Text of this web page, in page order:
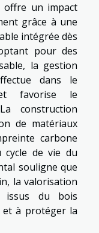
offre un impact
grâce à une
intégrée dès
pour des
la gestion
dans le
favorise le
construction
de matériaux
carbone
de vie du
souligne que
la valorisation
issus du bois
à protéger la